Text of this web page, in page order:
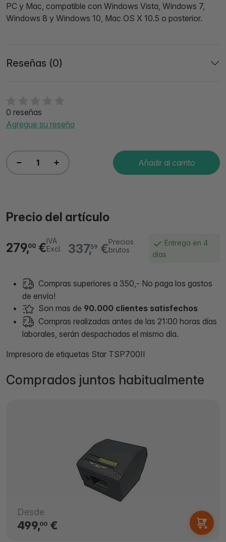
0 reseñas
Agregue su reseña
Añadir al carrito
Precio del artículo
337,59 €Precios
brutos
279,00 €IVA
Excl.
Entrega en 4
días
Compras superiores a 350,- No paga los gastos
de envío!
Son mas de 90.000 clientes satisfechos
Compras realizadas antes de las 21:00 horas días
laborales, serán despachadas el mismo día.
Impresora de etiquetas Star TSP700II
Comprados juntos habitualmente
Desde
499,00€
PC y Mac, compatible con Windows Vista, Windows 7,
Windows 8 y Windows 10, Mac OS X 10.5 o posterior.
Reseñas (0)